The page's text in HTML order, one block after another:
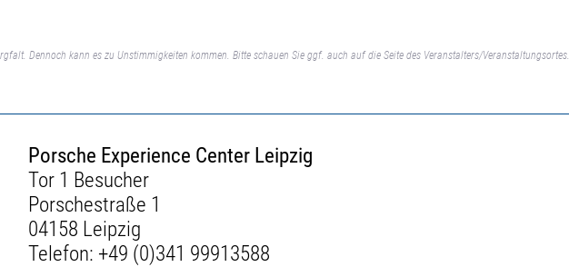
Dennoch kann es zu Unstimmigkeiten kommen. Bitte schauen Sie ggf. auch auf die Seite des Veranstalters/Veranstaltungsortes.
Porsche Experience Center Leipzig
Tor 1 Besucher
Porschestraße 1
04158 Leipzig
Telefon: +49 (0)341 99913588